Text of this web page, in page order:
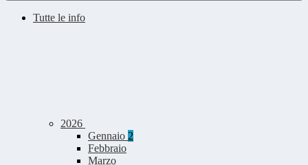
Tutte le info
2026
Gennaio 2
Febbraio
Marzo